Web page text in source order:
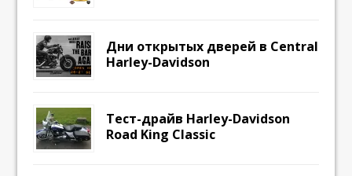
Дни открытых дверей в Central
Harley-Davidson
Тест-драйв Harley-Davidson
Road King Classic